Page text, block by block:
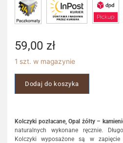
59,00 zł
1 szt. w magazynie
Dodaj do koszyka
Kolczyki pozłacane, Opal żółty –
naturalnych wykonane ręcznie.
Kolczyki wyposażone są w